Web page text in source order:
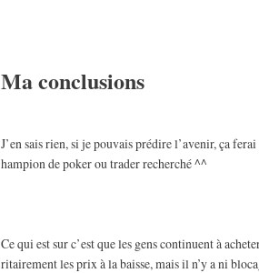
Ma conclusions
J’en sais rien, si je pouvais prédire l’avenir, ça
hampion de poker ou trader recherché ^^
Ce qui est sur c’est que les gens continuent à
ritairement les prix à la baisse, mais il n’y a ni